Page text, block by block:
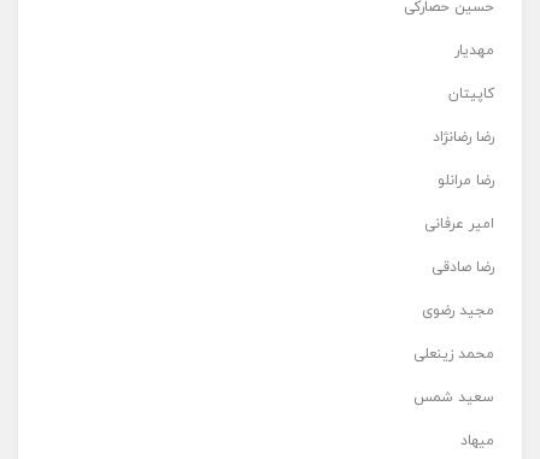
حسین حصارکی
مهدیار
کاپیتان
رضا رضانژاد
رضا مرانلو
امیر عرفانی
رضا صادقی
مجید رضوی
محمد زینعلی
سعید شمس
میهاد